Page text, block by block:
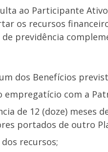
ao Participante
os recursos
previdência
dos Benefícios
empregatício com a
de 12 (doze) meses
portados de outro
recursos;